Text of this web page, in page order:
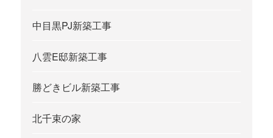
中目黒PJ新築工事
八雲E邸新築工事
勝どきビル新築工事
北千束の家